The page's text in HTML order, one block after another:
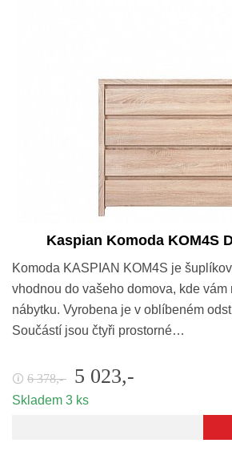
Kaspian Komoda KOM4S
Komoda KASPIAN KOM4S je
vhodnou do vašeho domova, kde
nábytku. Vyrobena je v oblíbeném
Součástí jsou čtyři prostorné…
🛈 6 378,- 5 023,-
Skladem 3 ks